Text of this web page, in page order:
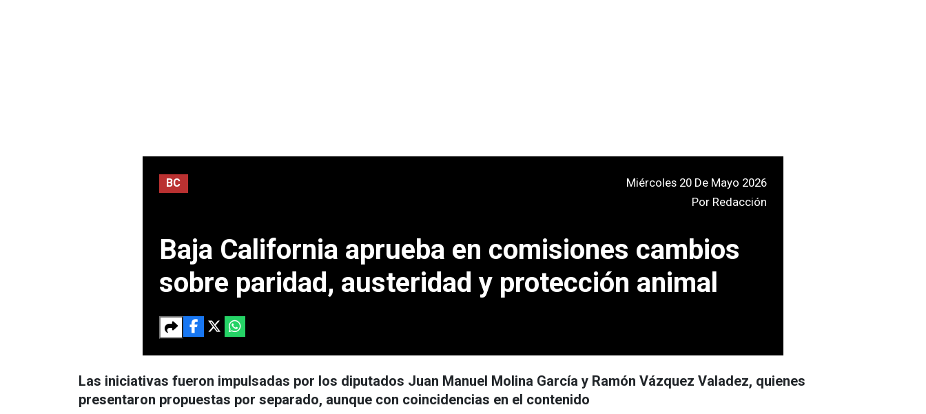
BC
Miércoles 20 De Mayo 2026
Por Redacción
Baja California aprueba en comisiones cambios
sobre paridad, austeridad y protección animal
Las iniciativas fueron impulsadas por los diputados Juan Manuel Molina García y Ramón Vázquez Valadez, quienes
presentaron propuestas por separado, aunque con coincidencias en el contenido